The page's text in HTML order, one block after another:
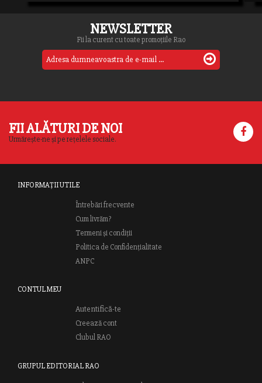
NEWSLETTER
Fii la curent cu toate promoțiile Rao
FII ALĂTURI DE NOI
Urmărește-ne și pe rețelele sociale.
INFORMAȚII UTILE
Întrebări frecvente
Cum livrăm?
Termeni și condiții
Politica de Confidențialitate
ANPC
CONTUL MEU
Autentifică-te
Creează cont
Clubul RAO
GRUPUL EDITORIAL RAO